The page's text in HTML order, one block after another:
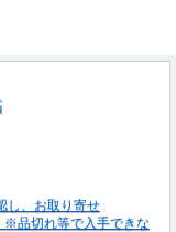
し、お取り寄せ
品切れ等で入手できな